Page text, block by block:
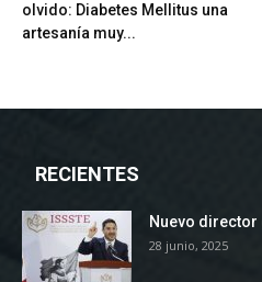
olvido: Diabetes Mellitus una
artesanía muy...
RECIENTES
Nuevo director
28 junio, 2025